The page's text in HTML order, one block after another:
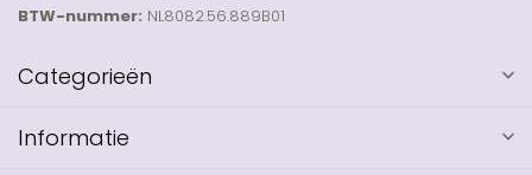
BTW-nummer: NL8082.56.889B01
Categorieën
Informatie